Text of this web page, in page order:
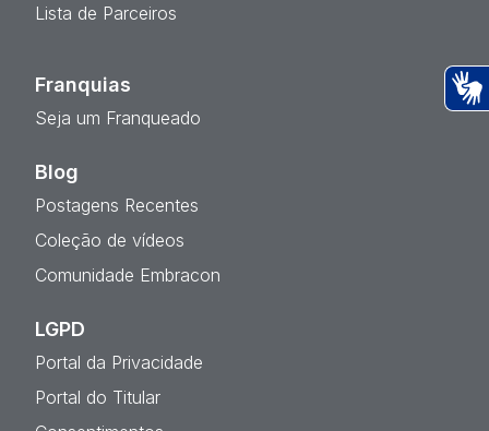
Lista de Parceiros
Franquias
Seja um Franqueado
Blog
Postagens Recentes
Coleção de vídeos
Comunidade Embracon
LGPD
Portal da Privacidade
Portal do Titular